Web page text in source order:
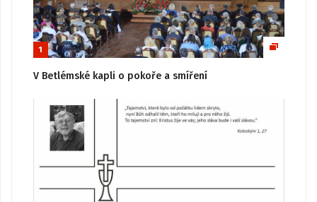
1
V Betlémské kapli o pokoře a smíření